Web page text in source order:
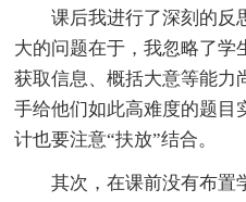
课后我进行了深刻的反
大的问题在于，我忽略了学
获取信息、概括大意等能力
手给他们如此高难度的题目
计也要注意“扶放”结合。
其次，在课前没有布置